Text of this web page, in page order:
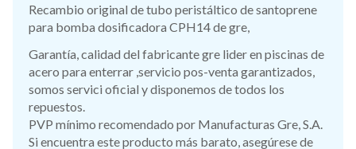
Recambio original de tubo peristáltico de santoprene
para bomba dosificadora CPH14 de gre,
Garantía, calidad del fabricante gre lider en piscinas de
acero para enterrar ,servicio pos-venta garantizados,
somos servici oficial y disponemos de todos los
repuestos.
PVP mínimo recomendado por Manufacturas Gre, S.A.
Si encuentra este producto más barato, asegúrese de